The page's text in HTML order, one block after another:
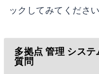
ックしてみてください
多拠点 管理 シス
質問